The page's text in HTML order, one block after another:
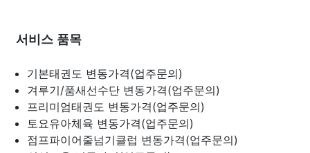
서비스 품목
기본태권도 변동가격(업주문의)
겨루기/품새선수단 변동가격(업주문의)
프리미엄태권도 변동가격(업주문의)
토요유아체육 변동가격(업주문의)
점프파이어줄넘기클럽 변동가격(업주문의)